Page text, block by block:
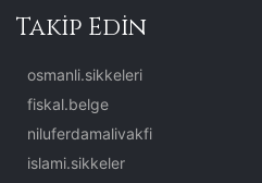
Takip Edin
osmanli.sikkeleri
fiskal.belge
niluferdamalivakfi
islami.sikkeler